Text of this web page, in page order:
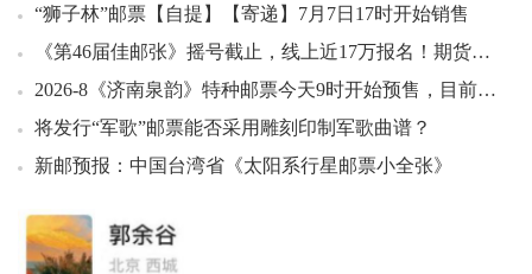
“狮子林”邮票【自提】【寄递】7月7日17时开始销售
《第46届佳邮张》摇号截止，线上近17万报名！期货50，市场预期不高→
2026-8《济南泉韵》特种邮票今天9时开始预售，目前其发行量和大版版式仍在和您“躲猫猫”
将发行“军歌”邮票能否采用雕刻印制军歌曲谱？
新邮预报：中国台湾省《太阳系行星邮票小全张》